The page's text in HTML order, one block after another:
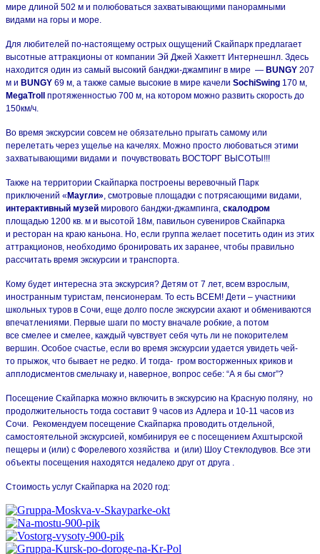
мире длиной 502 м и полюбоваться захватывающими панорамными
видами на горы и море.
Для любителей по-настоящему острых ощущений Скайпарк предлагает
высотные аттракционы от компании Эй Джей Хаккетт Интернешнл. Здесь
находится один из самый высокий банджи-джампинг в мире — BUNGY 207
м и BUNGY 69 м, а также самые высокие в мире качели SochiSwing 170 м,
MegaTroll протяженностью 700 м, на котором можно развить скорость до
150км/ч.
Во время экскурсии совсем не обязательно прыгать самому или
перелетать через ущелье на качелях. Можно просто любоваться этими
захватывающими видами и почувствовать ВОСТОРГ ВЫСОТЫ!!!
Также на территории Скайпарка построены веревочный Парк
приключений «Маугли» , смотровые площадки с потрясающими видами,
интерактивный музей мирового банджи-джампинга, скалодром
площадью 1200 кв. м и высотой 18м, павильон сувениров Скайпарка
и ресторан на краю каньона. Но, если группа желает посетить один из этих
аттракционов, необходимо бронировать их заранее, чтобы правильно
рассчитать время экскурсии и транспорта.
Кому будет интересна эта экскурсия? Детям от 7 лет, всем взрослым,
иностранным туристам, пенсионерам. То есть ВСЕМ! Дети – участники
школьных туров в Сочи, еще долго после экскурсии ахают и обмениваются
впечатлениями. Первые шаги по мосту вначале робкие, а потом
все смелее и смелее, каждый чувствует себя чуть ли не покорителем
вершин. Особое счастье, если во время экскурсии удается увидеть чей-
то прыжок, что бывает не редко. И тогда- гром восторженных криков и
апплодисментов смельчаку и, наверное, вопрос себе: “А я бы смог”?
Посещение Скайпарка можно включить в экскурсию на Красную поляну, но
продолжительность тогда составит 9 часов из Адлера и 10-11 часов из
Сочи. Рекомендуем посещение Скайпарка проводить отдельной,
самостоятельной экскурсией, комбинируя ее с посещением Ахштырской
пещеры и (или) с Форелевого хозяйства и (или) Шоу Стеклодувов. Все эти
объекты посещения находятся недалеко друг от друга .
Стоимость услуг Скайпарка на 2020 год: